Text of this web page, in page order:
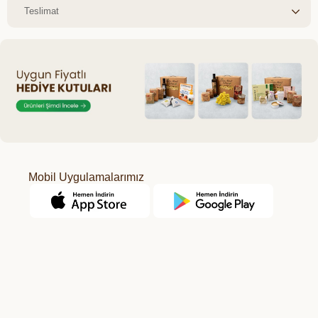
Teslimat
Mobil Uygulamalarımız